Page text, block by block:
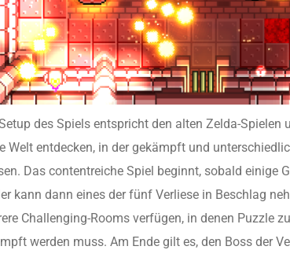
des Spiels entspricht den alten Zelda-Spielen
Welt entdecken, in der gekämpft und
Das contentreiche Spiel beginnt, sobald einige
kann dann eines der fünf Verliese in Beschlag
Challenging-Rooms verfügen, in denen Puzzle
werden muss. Am Ende gilt es, den Boss der